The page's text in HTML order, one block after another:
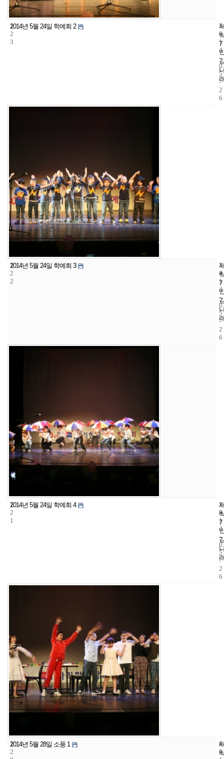
1
2
3
2014년 5월 24일 학예회 2
7
5
0
2
0
1
4
-
0
5
-
2
6
1
2
2
2014년 5월 24일 학예회 3
7
5
4
2
0
1
4
-
0
5
-
2
6
1
2
1
2014년 5월 24일 학예회 4
7
5
8
2
0
1
4
-
0
5
-
2
6
1
2
2014년 5월 28일 소풍 1
6
9
2
0